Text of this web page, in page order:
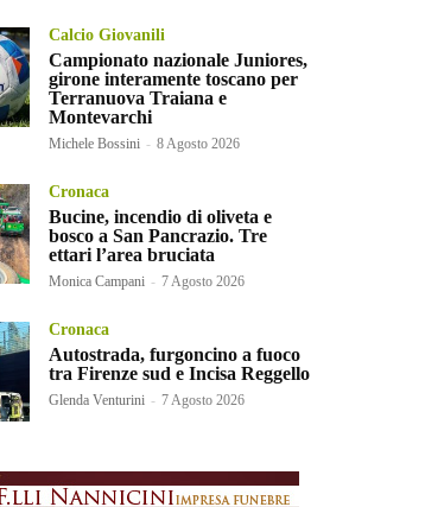
Calcio Giovanili
Campionato nazionale Juniores,
girone interamente toscano per
Terranuova Traiana e
Montevarchi
Michele Bossini - 8 Agosto 2026
Cronaca
Bucine, incendio di oliveta e
bosco a San Pancrazio. Tre
ettari l’area bruciata
Monica Campani - 7 Agosto 2026
Cronaca
Autostrada, furgoncino a fuoco
tra Firenze sud e Incisa Reggello
Glenda Venturini - 7 Agosto 2026